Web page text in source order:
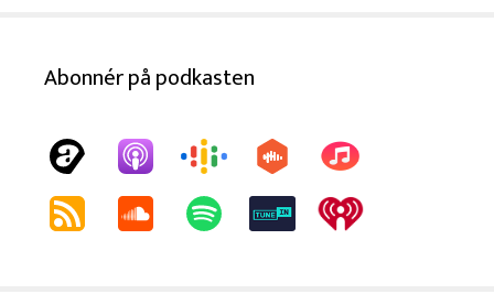
Abonnér på podkasten